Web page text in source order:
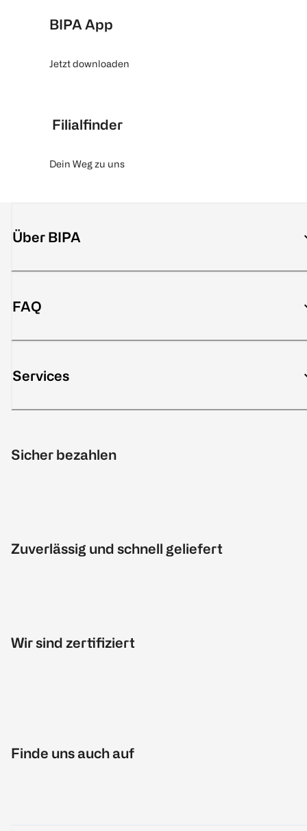
BIPA App
Jetzt downloaden
Filialfinder
Dein Weg zu uns
Über BIPA
FAQ
Services
Sicher bezahlen
Zuverlässig und schnell geliefert
Wir sind zertifiziert
Finde uns auch auf